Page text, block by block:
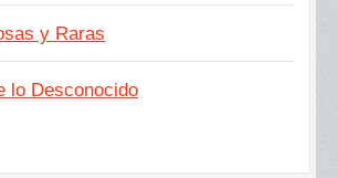
y Raras
lo Desconocido